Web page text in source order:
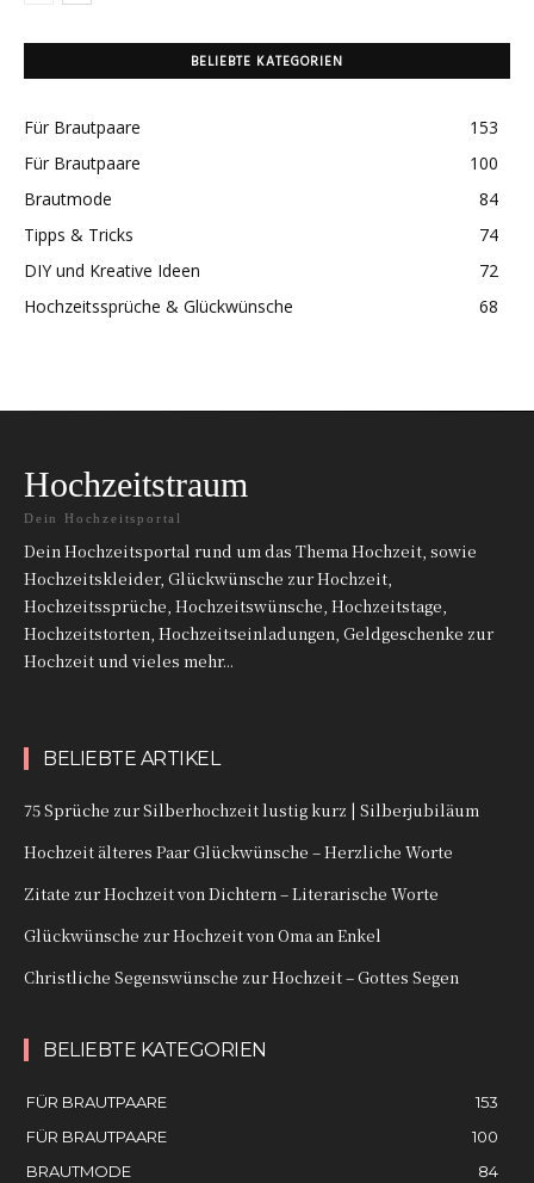
BELIEBTE KATEGORIEN
Für Brautpaare
153
Für Brautpaare
100
Brautmode
84
Tipps & Tricks
74
DIY und Kreative Ideen
72
Hochzeitssprüche & Glückwünsche
68
Hochzeitstraum
Dein Hochzeitsportal
Dein Hochzeitsportal rund um das Thema Hochzeit, sowie
Hochzeitskleider, Glückwünsche zur Hochzeit,
Hochzeitssprüche, Hochzeitswünsche, Hochzeitstage,
Hochzeitstorten, Hochzeitseinladungen, Geldgeschenke zur
Hochzeit und vieles mehr...
BELIEBTE ARTIKEL
75 Sprüche zur Silberhochzeit lustig kurz | Silberjubiläum
Hochzeit älteres Paar Glückwünsche – Herzliche Worte
Zitate zur Hochzeit von Dichtern – Literarische Worte
Glückwünsche zur Hochzeit von Oma an Enkel
Christliche Segenswünsche zur Hochzeit – Gottes Segen
BELIEBTE KATEGORIEN
FÜR BRAUTPAARE
153
FÜR BRAUTPAARE
100
BRAUTMODE
84